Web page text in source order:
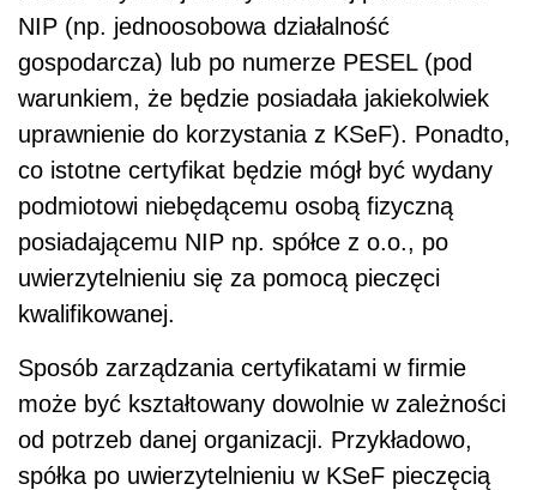
NIP (np. jednoosobowa działalność
gospodarcza) lub po numerze PESEL (pod
warunkiem, że będzie posiadała jakiekolwiek
uprawnienie do korzystania z KSeF). Ponadto,
co istotne certyfikat będzie mógł być wydany
podmiotowi niebędącemu osobą fizyczną
posiadającemu NIP np. spółce z o.o., po
uwierzytelnieniu się za pomocą pieczęci
kwalifikowanej.
Sposób zarządzania certyfikatami w firmie
może być kształtowany dowolnie w zależności
od potrzeb danej organizacji. Przykładowo,
spółka po uwierzytelnieniu w KSeF pieczęcią